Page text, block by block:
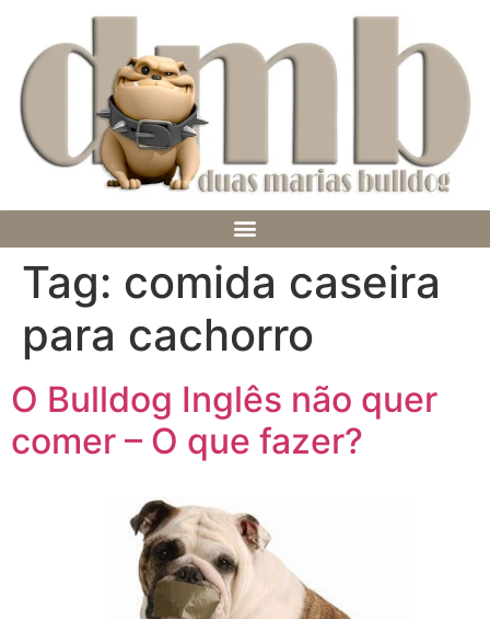
Tag: comida caseira
para cachorro
O Bulldog Inglês não quer
comer – O que fazer?